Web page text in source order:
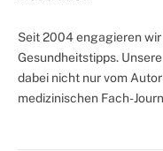
Seit 2004 engagieren
Gesundheitstipps.
dabei nicht nur vom
medizinischen Fach-